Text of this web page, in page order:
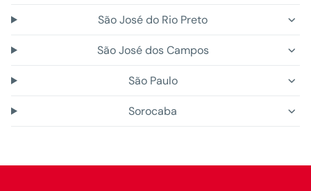
São José do Rio Preto
São José dos Campos
São Paulo
Sorocaba